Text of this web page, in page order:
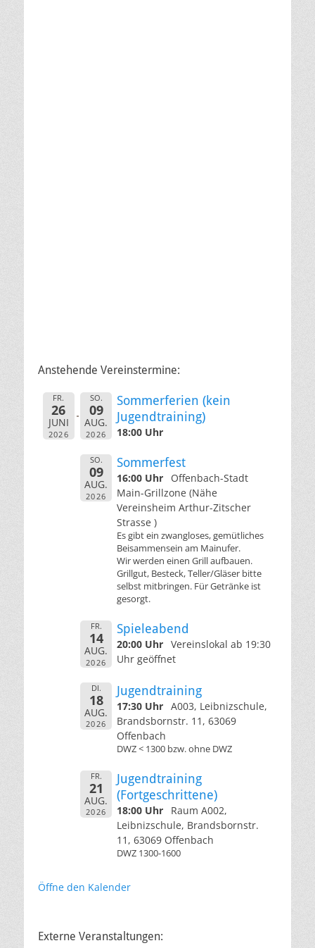
Anstehende Vereinstermine:
FR.
26
JUNI
2026
SO.
09
AUG.
2026
Sommerferien (kein
Jugendtraining)
18:00 Uhr
SO.
09
AUG.
2026
Sommerfest
16:00 Uhr
Offenbach-Stadt
Main-Grillzone (Nähe
Vereinsheim Arthur-Zitscher
Strasse )
Es gibt ein zwangloses, gemütliches
Beisammensein am Mainufer.
Wir werden einen Grill aufbauen.
Grillgut, Besteck, Teller/Gläser bitte
selbst mitbringen. Für Getränke ist
gesorgt.
FR.
14
AUG.
2026
Spieleabend
20:00 Uhr Vereinslokal ab 19:30
Uhr geöffnet
DI.
18
AUG.
2026
Jugendtraining
17:30 Uhr A003, Leibnizschule,
Brandsbornstr. 11, 63069
Offenbach
DWZ < 1300 bzw. ohne DWZ
FR.
21
AUG.
2026
Jugendtraining
(Fortgeschrittene)
18:00 Uhr
Raum A002,
Leibnizschule, Brandsbornstr.
11, 63069 Offenbach
DWZ 1300-1600
Öffne den Kalender
Externe Veranstaltungen: